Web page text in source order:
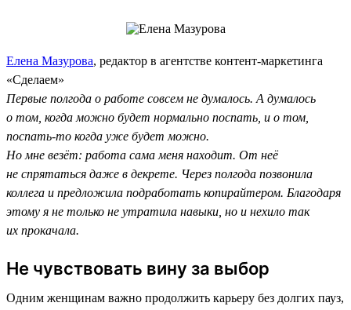
Елена Мазурова, редактор в агентстве контент-маркетинга
«Сделаем»
Первые полгода о работе совсем не думалось. А думалось
о том, когда можно будет нормально поспать, и о том,
поспать-то когда уже будет можно.
Но мне везёт: работа сама меня находит. От неё
не спрятаться даже в декрете. Через полгода позвонила
коллега и предложила подработать копирайтером. Благодаря
этому я не только не утратила навыки, но и нехило так
их прокачала.
Не чувствовать вину за выбор
Одним женщинам важно продолжить карьеру без долгих пауз,